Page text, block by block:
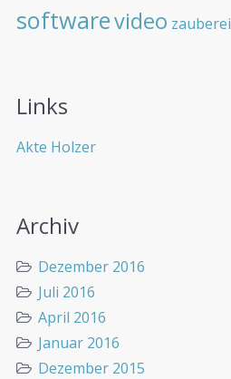
softwarevideo zauberei
Links
Akte Holzer
Archiv
Dezember 2016
Juli 2016
April 2016
Januar 2016
Dezember 2015